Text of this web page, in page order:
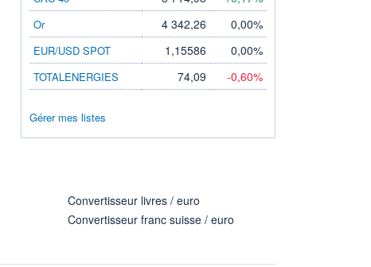
Or 4 342,26 0,00%
EUR/USD SPOT 1,15586 0,00%
TOTALENERGIES 74,09 -0,60%
Gérer mes listes
Convertisseur livres / euro
Convertisseur franc suisse / euro